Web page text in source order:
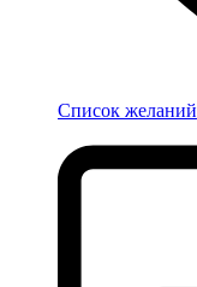
Список желаний